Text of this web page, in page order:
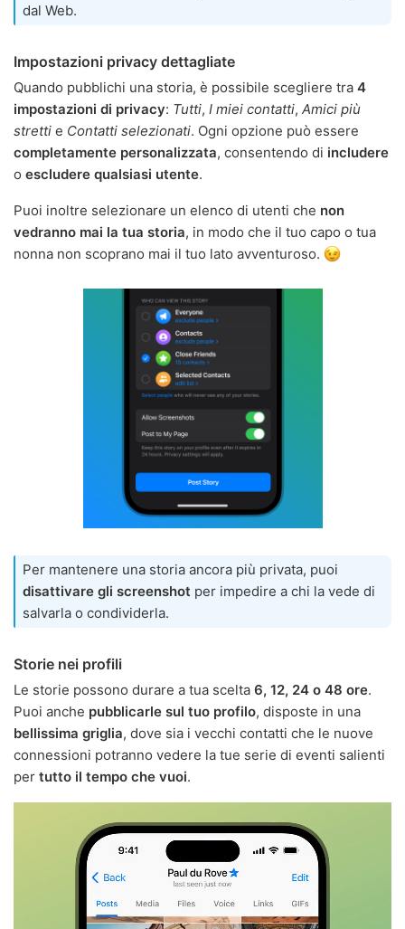
dal Web.
Impostazioni privacy dettagliate
Quando pubblichi una storia, è possibile scegliere tra 4
impostazioni di privacy: Tutti, I miei contatti, Amici più
stretti e Contatti selezionati. Ogni opzione può essere
completamente personalizzata, consentendo di includere
o escludere qualsiasi utente.
Puoi inoltre selezionare un elenco di utenti che non
vedranno mai la tua storia, in modo che il tuo capo o tua
nonna non scoprano mai il tuo lato avventuroso.
Per mantenere una storia ancora più privata, puoi
disattivare gli screenshot per impedire a chi la vede di
salvarla o condividerla.
Storie nei profili
Le storie possono durare a tua scelta 6, 12, 24 o 48 ore.
Puoi anche pubblicarle sul tuo profilo, disposte in una
bellissima griglia, dove sia i vecchi contatti che le nuove
connessioni potranno vedere la tue serie di eventi salienti
per tutto il tempo che vuoi.